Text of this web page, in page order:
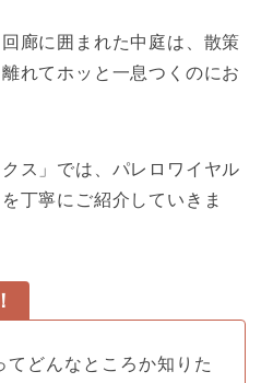
廊に囲まれた中庭は、散策
れてホッと一息つくのにお
ス」では、パレロワイヤル
丁寧にご紹介していきま
てどんなところか知りた